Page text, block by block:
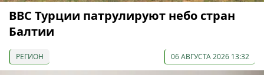
ВВС Турции патрулируют небо стран
Балтии
РЕГИОН 06 АВГУСТА 2026 13:32